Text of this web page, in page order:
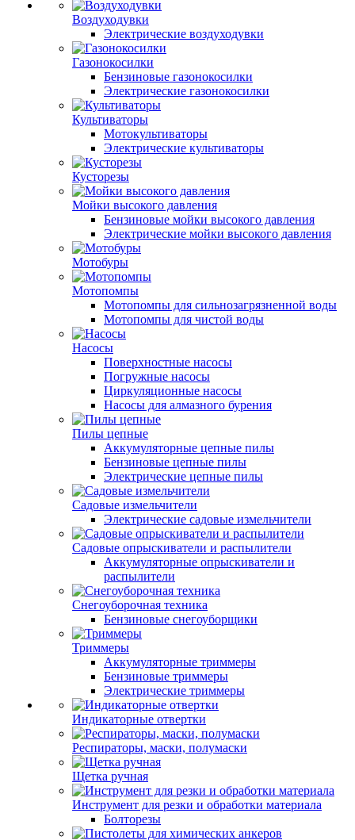
Воздуходувки
Электрические воздуходувки
Газонокосилки
Бензиновые газонокосилки
Электрические газонокосилки
Культиваторы
Мотокультиваторы
Электрические культиваторы
Кусторезы
Мойки высокого давления
Бензиновые мойки высокого давления
Электрические мойки высокого давления
Мотобуры
Мотопомпы
Мотопомпы для сильнозагрязненной воды
Мотопомпы для чистой воды
Насосы
Поверхностные насосы
Погружные насосы
Циркуляционные насосы
Насосы для алмазного бурения
Пилы цепные
Аккумуляторные цепные пилы
Бензиновые цепные пилы
Электрические цепные пилы
Садовые измельчители
Электрические садовые измельчители
Садовые опрыскиватели и распылители
Аккумуляторные опрыскиватели и
распылители
Снегоуборочная техника
Бензиновые снегоуборщики
Триммеры
Аккумуляторные триммеры
Бензиновые триммеры
Электрические триммеры
Индикаторные отвертки
Респираторы, маски, полумаски
Щетка ручная
Инструмент для резки и обработки материала
Болторезы